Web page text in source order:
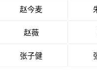
赵今麦
赵薇
张子健